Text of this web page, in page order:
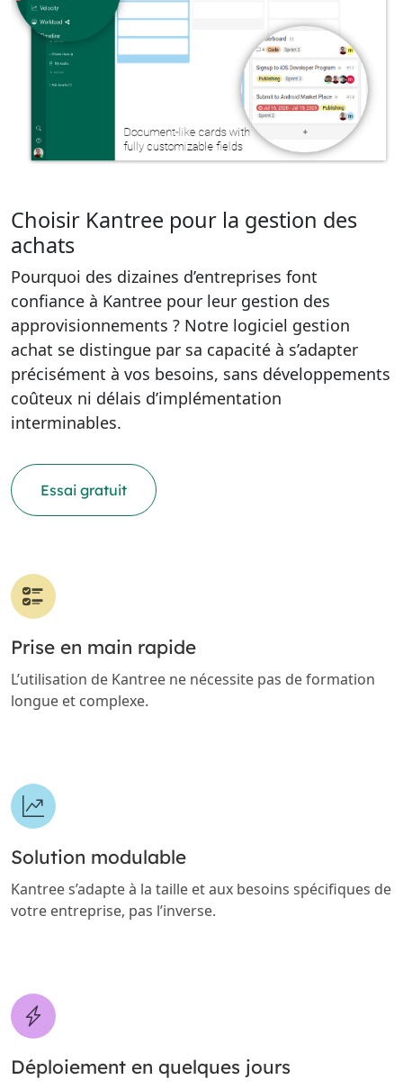
Choisir Kantree pour la gestion des
achats
Pourquoi des dizaines d’entreprises font
confiance à Kantree pour leur gestion des
approvisionnements ? Notre logiciel gestion
achat se distingue par sa capacité à s’adapter
précisément à vos besoins, sans développements
coûteux ni délais d’implémentation
interminables.
Essai gratuit
Prise en main rapide
L’utilisation de Kantree ne nécessite pas de formation
longue et complexe.
Solution modulable
Kantree s’adapte à la taille et aux besoins spécifiques de
votre entreprise, pas l’inverse.
Déploiement en quelques jours